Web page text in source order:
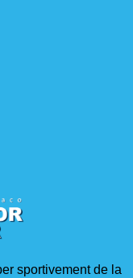
sportivement de la